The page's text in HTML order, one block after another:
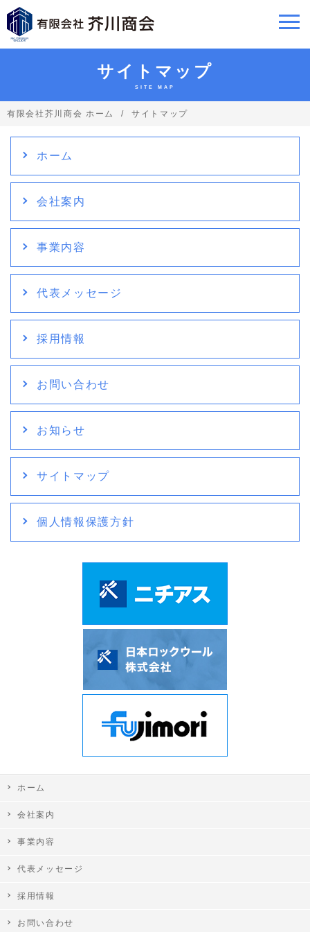
サイトマップ
SITE MAP
有限会社芥川商会 ホーム サイトマップ
ホーム
会社案内
事業内容
代表メッセージ
採用情報
お問い合わせ
お知らせ
サイトマップ
個人情報保護方針
ホーム
会社案内
事業内容
代表メッセージ
採用情報
お問い合わせ